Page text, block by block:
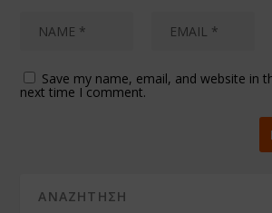
Save my name, email, and website in
next time I comment.